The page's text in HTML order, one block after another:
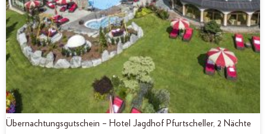
Übernachtungsgutschein – Hotel Jagdhof Pfurtscheller, 2 Nächte